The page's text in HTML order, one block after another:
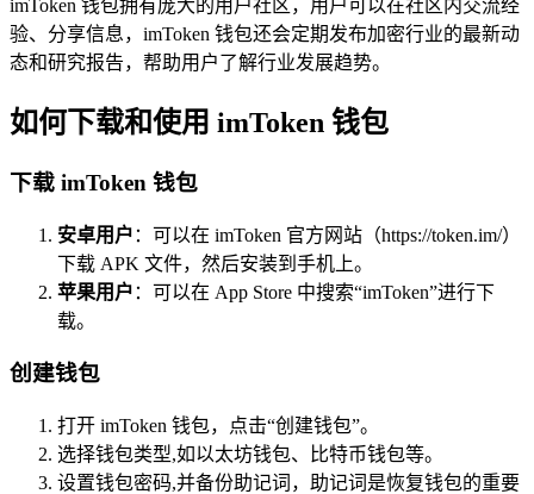
imToken 钱包拥有庞大的用户社区，用户可以在社区内交流经
验、分享信息，imToken 钱包还会定期发布加密行业的最新动
态和研究报告，帮助用户了解行业发展趋势。
如何下载和使用 imToken 钱包
下载 imToken 钱包
安卓用户 ：可以在 imToken 官方网站（https://token.im/）
下载 APK 文件，然后安装到手机上。
苹果用户 ：可以在 App Store 中搜索“imToken”进行下
载。
创建钱包
打开 imToken 钱包，点击“创建钱包”。
选择钱包类型,如以太坊钱包、比特币钱包等。
设置钱包密码,并备份助记词，助记词是恢复钱包的重要